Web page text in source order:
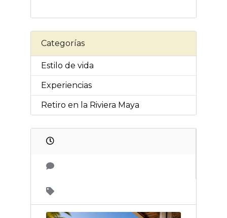
Categorías
Estilo de vida
Experiencias
Retiro en la Riviera Maya